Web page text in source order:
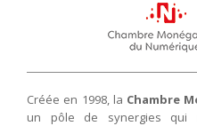
Créée en 1998, la Chambre
un pôle de synergies qui